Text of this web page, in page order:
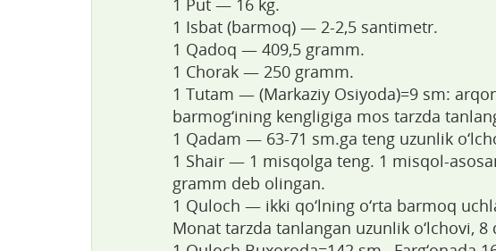
1 Put — 16 kg.
1 Isbat (barmoq) — 2-2,5 santimetr.
1 Qadoq — 409,5 gramm.
1 Chorak — 250 gramm.
1 Tutam — (Markaziy Osiyoda)=9 sm:
barmog‘ining kengligiga mos tarzda
1 Qadam — 63-71 sm.ga teng uzunlik
1 Shair — 1 misqolga teng. 1 misqol-
gramm deb olingan.
1 Quloch — ikki qo‘lning o‘rta barmoq
Monat tarzda tanlangan uzunlik o‘lchovi, 8